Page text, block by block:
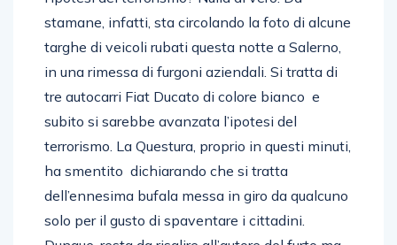
stamane, infatti, sta circolando la foto di alcune
targhe di veicoli rubati questa notte a Salerno,
in una rimessa di furgoni aziendali. Si tratta di
tre autocarri Fiat Ducato di colore bianco e
subito si sarebbe avanzata l’ipotesi del
terrorismo. La Questura, proprio in questi minuti,
ha smentito dichiarando che si tratta
dell’ennesima bufala messa in giro da qualcuno
solo per il gusto di spaventare i cittadini.